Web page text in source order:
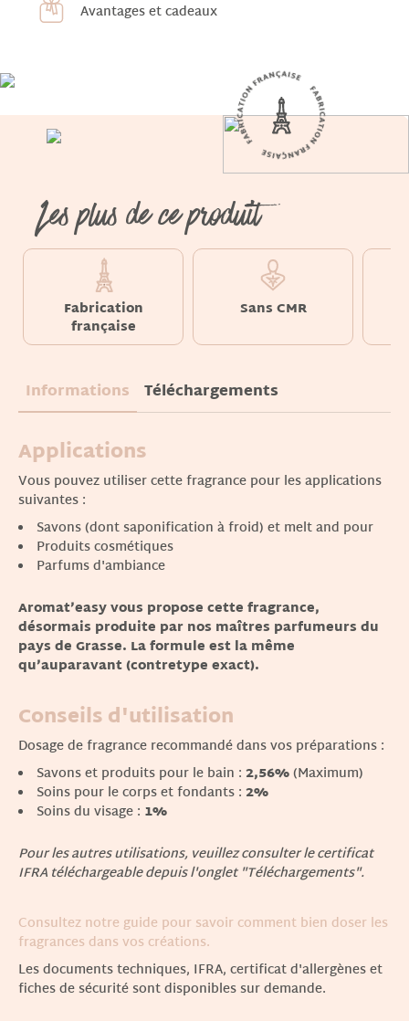
Avantages et cadeaux
Les plus de ce produit
Fabrication
française
Sans CMR
Informations Téléchargements
Applications
Vous pouvez utiliser cette fragrance pour les applications
suivantes :
Savons (dont saponification à froid) et melt and pour
Produits cosmétiques
Parfums d'ambiance
Aromat’easy vous propose cette fragrance,
désormais produite par nos maîtres parfumeurs du
pays de Grasse. La formule est la même
qu’auparavant (contretype exact).
Conseils d'utilisation
Dosage de fragrance recommandé dans vos préparations :
Savons et produits pour le bain : 2,56%(Maximum)
Soins pour le corps et fondants : 2%
Soins du visage : 1%
Pour les autres utilisations, veuillez consulter le certificat
IFRA téléchargeable depuis l'onglet "Téléchargements".
Consultez notre guide pour savoir comment bien doser les
fragrances dans vos créations.
Les documents techniques, IFRA, certificat d'allergènes et
fiches de sécurité sont disponibles sur demande.